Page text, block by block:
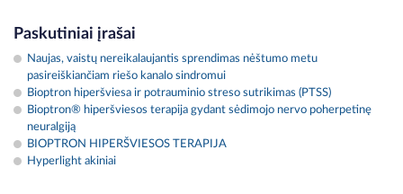
Paskutiniai įrašai
Naujas, vaistų nereikalaujantis sprendimas nėštumo metu
pasireiškiančiam riešo kanalo sindromui
Bioptron hiperšviesa ir potrauminio streso sutrikimas (PTSS)
Bioptron® hiperšviesos terapija gydant sėdimojo nervo poherpetinę
neuralgiją
BIOPTRON HIPERŠVIESOS TERAPIJA
Hyperlight akiniai